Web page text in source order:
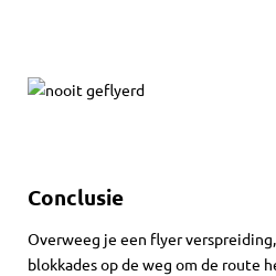
Conclusie
Overweeg je een flyer
blokkades op de weg om de route